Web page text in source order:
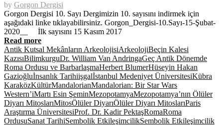
by Gorgon Dergisi
Gorgon Dergisi 10. Sayı Dergimizin 10. sayısını indirmek için
aşağıdaki linke tıklayabilirsiniz. Gorgon_Dergisi-10.Sayı-15-Şubat-
2020__ İlk sayısını 15 Kasım 2017
Read more
Antik Kutsal Mekânların ArkeolojisiArkeolojiBeçin Kalesi
KazısıBilimkurguDr. William Van AndringaGeç Antik Dönemde
Roma Ordusu ve BarbarlaşmaHerbert BlumerHüseyin Hakan
Gazioğluİnsanlık Tarihiişgalİstanbul Medeniyet ÜniversitesiKübra
KaraközKültürMandalorianMandalorian: Bir Star Wars
Western’iMartı Esin ŞeminMezopotamyaMezopotamya’nın Ölüler
Diyarı MitoslarıMitosÖlüler DiyarıÖlüler Diyarı MitoslarıParis
Araştırma ÜniversitesiProf. Dr. Kadir PektaşRomaRoma
OrdusuSanat TarihiSembolik EtkileşimcilikSembolik Etkileşimcilik